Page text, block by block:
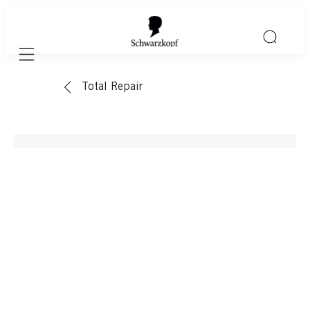
Mobile navigation
Total Repair